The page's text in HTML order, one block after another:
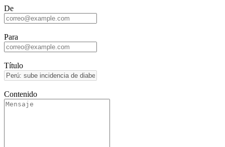
De
Para
Título
Contenido